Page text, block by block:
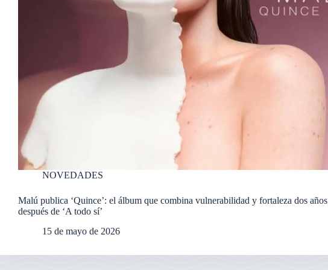
NOVEDADES
Malú publica ‘Quince’: el álbum que combina vulnerabilidad y fortaleza dos años
después de ‘A todo sí’
15 de mayo de 2026